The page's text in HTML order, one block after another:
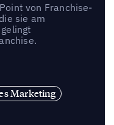
von Franchise-
sie am
Marketing